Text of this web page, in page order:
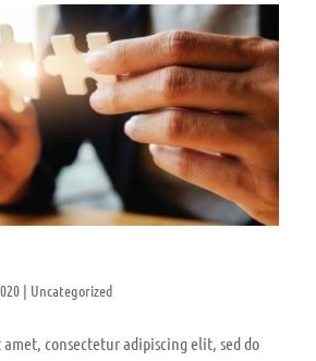
| Uncategorized
consectetur adipiscing elit, sed do